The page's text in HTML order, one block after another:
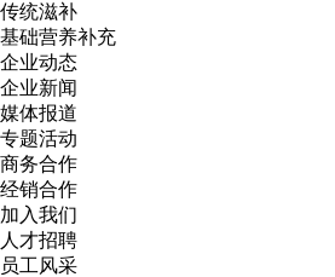
传统滋补
基础营养补充
企业动态
企业新闻
媒体报道
专题活动
商务合作
经销合作
加入我们
人才招聘
员工风采